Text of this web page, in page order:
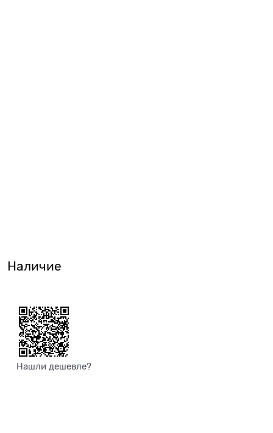
Наличие
Нашли дешевле?